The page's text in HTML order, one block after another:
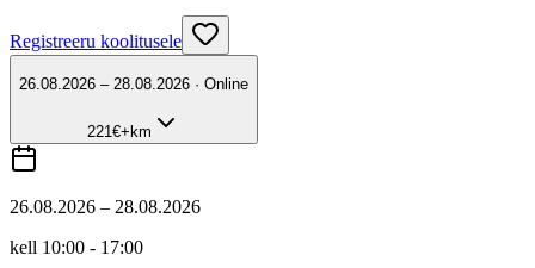
Registreeru koolitusele
26.08.2026 – 28.08.2026 · Online
221 €+km
26.08.2026 – 28.08.2026
kell 10:00 - 17:00